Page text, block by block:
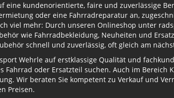
eine kundenorientierte, faire und zuverlässige
oder eine Fahrradreparatur an,
viel mehr: Durch unseren Onlineshop unter
wie Fahrradbekleidung, Neuheiten und
schnell und zuverlässig, oft gleich am
Wehrle auf erstklassige Qualität und
Fahrrad oder Ersatzteil suchen. Auch im
Wir beraten Sie kompetent zu Verkauf und
Preisen.